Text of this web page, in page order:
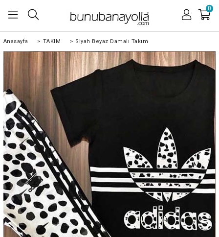
0
Anasayfa > TAKIM > Siyah Beyaz Damalı Takım